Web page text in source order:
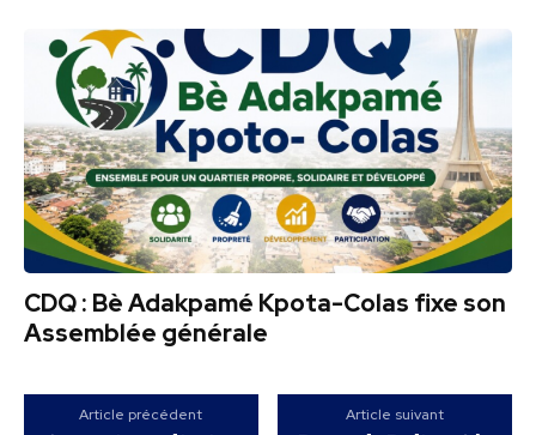
CDQ : Bè Adakpamé Kpota-Colas fixe son
Assemblée générale
Article précédent Article suivant